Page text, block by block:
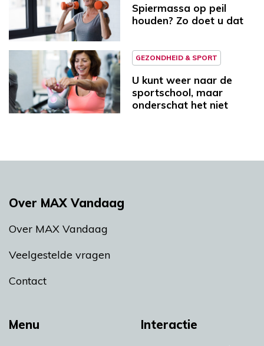
Spiermassa op peil
houden? Zo doet u dat
GEZONDHEID & SPORT
U kunt weer naar de
sportschool, maar
onderschat het niet
Menu Interactie
Over MAX Vandaag
Over MAX Vandaag
Veelgestelde vragen
Contact